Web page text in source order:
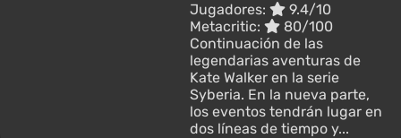
Jugadores:
9.4/10
Metacritic:
80/100
Continuación de las
legendarias aventuras de
Kate Walker en la serie
Syberia. En la nueva parte,
los eventos tendrán lugar en
dos líneas de tiempo y...